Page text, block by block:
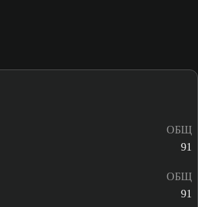
ОБЩ
91
ОБЩ
91